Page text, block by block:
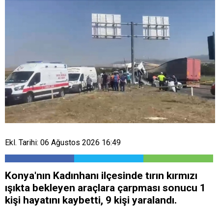
Ekl. Tarihi: 06 Ağustos 2026 16:49
Konya'nın Kadınhanı ilçesinde tırın kırmızı
ışıkta bekleyen araçlara çarpması sonucu 1
kişi hayatını kaybetti, 9 kişi yaralandı.